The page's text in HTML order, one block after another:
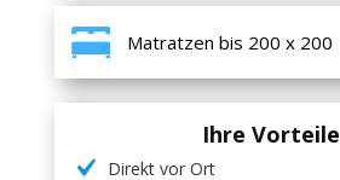
Matratzen bis 200 x 200
Ihre Vorteile
Direkt vor Ort